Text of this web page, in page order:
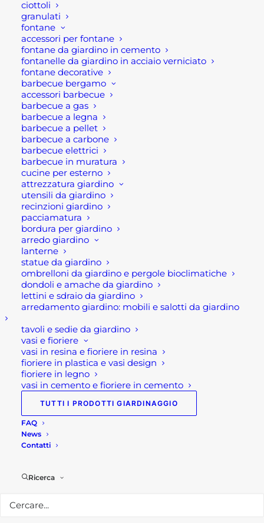
ciottoli
granulati
fontane
accessori per fontane
fontane da giardino in cemento
fontanelle da giardino in acciaio verniciato
fontane decorative
barbecue bergamo
accessori barbecue
barbecue a gas
barbecue a legna
barbecue a pellet
barbecue a carbone
barbecue elettrici
barbecue in muratura
cucine per esterno
attrezzatura giardino
utensili da giardino
recinzioni giardino
pacciamatura
bordura per giardino
arredo giardino
lanterne
statue da giardino
ombrelloni da giardino e pergole bioclimatiche
dondoli e amache da giardino
lettini e sdraio da giardino
arredamento giardino: mobili e salotti da giardino
tavoli e sedie da giardino
vasi e fioriere
vasi in resina e fioriere in resina
fioriere in plastica e vasi design
fioriere in legno
vasi in cemento e fioriere in cemento
TUTTI I PRODOTTI GIARDINAGGIO
FAQ
News
Contatti
Ricerca
ancoraggio e l’anello previsto appositamente
dalla imbracatura.
Soprattutto e al fine di evitare cadute con altezze
eccessive, hanno una lunghezza di 2 m. Inoltre
devono essere dotati di un dispositivo di
assorbimento d’energia conforme alla normativa.
Infatti lo scopo dell’assorbitore sarà quello di
dissipare l’energia cinetica sviluppata dalla caduta
e ridurre la forza d’arresto.
Infatti importante evidenziare che in caso di carico
dinamico l’assorbitore si allunga sino ad un
massimo di 1,75 m e tale allungamento
incrementa il tirante d’aria libero da aversi
obbligatoriamente al di sotto della zona di lavoro.
Dunque è di fondamentale importanza cercare di
utilizzare un punto d’ancoraggio posto al di sopra
della zona di lavoro così da ridurre al minimo il
rischio derivante dalla caduta stessa.
Dispositivi retrattili
I dispositivi retrattili sono collegamenti che si
utilizzano quando il raggio operativo concesso dai
cordini non sia sufficiente. Infatti questi dpi
modificano automaticamente la lunghezza di
collegamento e dunque bloccano ogni
movimento che superi 1,50 m/sec consentendo
ampia mobilità.
peso della persona collegata in quanto agiscono